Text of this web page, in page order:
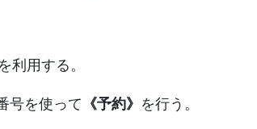
利用する。
号を使って 《予約》 を行う。